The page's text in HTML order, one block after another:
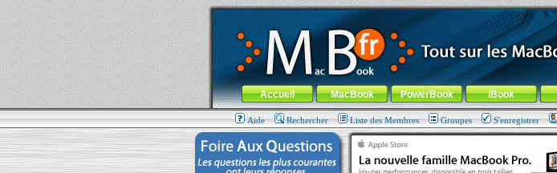
MacBook-fr.com : 100% Apple... 100% nomade !
Aller au contenu-Aller au menu général-Aller au menu de la rubrique
Menu général
Accueil MacBook PowerBook iBook
Aide Rechercher Liste des Membres Groupes S'enregistrer